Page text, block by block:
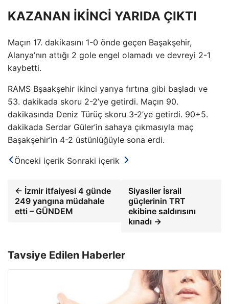
KAZANAN İKİNCİ YARIDA ÇIKTI
Maçın 17. dakikasını 1-0 önde geçen Başakşehir,
Alanya’nın attığı 2 gole engel olamadı ve devreyi 2-1
kaybetti.
RAMS Bşaakşehir ikinci yarıya fırtına gibi başladı ve
53. dakikada skoru 2-2’ye getirdi. Maçın 90.
dakikasında Deniz Türüç skoru 3-2’ye getirdi. 90+5.
dakikada Serdar Güler’in sahaya çıkmasıyla maç
Başakşehir’in 4-2 üstünlüğüyle sona erdi.
Önceki içerik Sonraki içerik
← İzmir itfaiyesi 4 günde
249 yangına müdahale
etti – GÜNDEM
Siyasiler İsrail
güçlerinin TRT
ekibine saldırısını
kınadı →
Tavsiye Edilen Haberler